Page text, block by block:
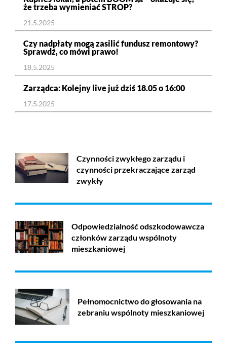
że trzeba wymieniać STROP?
21.5.2025
Czy nadpłaty mogą zasilić fundusz remontowy?
Sprawdź, co mówi prawo!
18.5.2025
Zarządca: Kolejny live już dziś 18.05 o 16:00
17.5.2025
Czynności zwykłego zarządu i
czynności przekraczające zarząd
zwykły
Odpowiedzialność odszkodowawcza
członków zarządu wspólnoty
mieszkaniowej
Pełnomocnictwo do głosowania na
zebraniu wspólnoty mieszkaniowej